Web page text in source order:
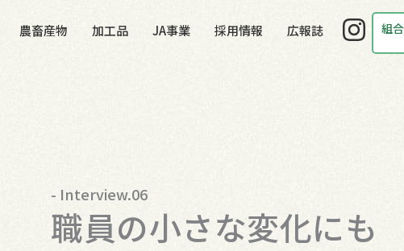
農畜産物 加工品 JA事業 採用情報 広報誌 組
- Interview.06
職員の小さな変化にも